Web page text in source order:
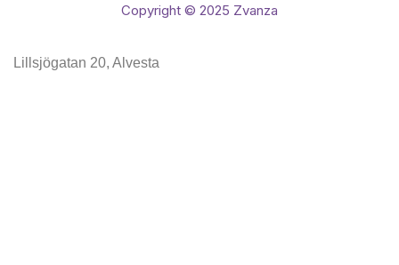
Copyright © 2025 Zvanza
Lillsjögatan 20, Alvesta